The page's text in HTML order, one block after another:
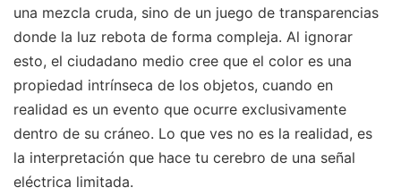
una mezcla cruda, sino de un juego de transparencias
donde la luz rebota de forma compleja. Al ignorar
esto, el ciudadano medio cree que el color es una
propiedad intrínseca de los objetos, cuando en
realidad es un evento que ocurre exclusivamente
dentro de su cráneo. Lo que ves no es la realidad, es
la interpretación que hace tu cerebro de una señal
eléctrica limitada.